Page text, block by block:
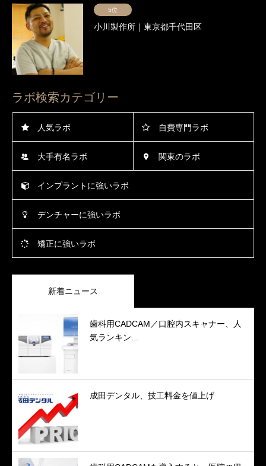
5位
小川製作所｜東京都千代田区
ラボ検索カテゴリー
人気ラボ 自費専門ラボ
大手有名ラボ 関東のラボ
インプラントに強いラボ
デンチャーに強いラボ
矯正に強いラボ
新着ニュース
歯科用CADCAM／口腔内スキャナー、人
気ランキン...
成田デンタル、技工料金を値上げ